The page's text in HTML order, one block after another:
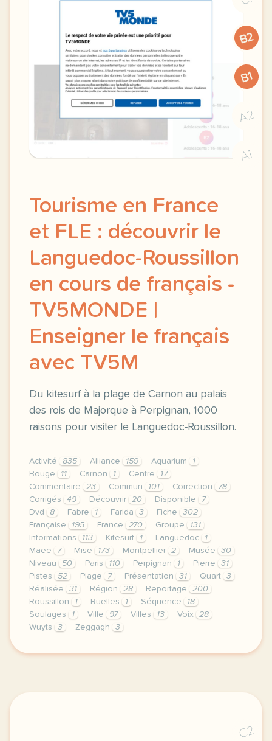
B2
B1
A2
A1
Tourisme en France
et FLE : découvrir le
Languedoc-Roussillon
en cours de français -
TV5MONDE |
Enseigner le français
avec TV5M
Du kitesurf à la plage de Carnon au palais
des rois de Majorque à Perpignan, 1000
raisons pour visiter le Languedoc-Roussillon.
Activité 835 Alliance 159 Aquarium
1
Bouge
11 Carnon 1 Centre
17
Commentaire
23 Commun 101 Correction
78
Corrigés
49 Découvrir 20 Disponible
7
Dvd
8 Fabre 1 Farida 3 Fiche
302
Française
195 France 270 Groupe
131
Informations
113 Kitesurf 1 Languedoc
1
Maee
7 Mise 173 Montpellier 2 Musée
30
Niveau
50 Paris 110 Perpignan 1 Pierre
31
Pistes
52 Plage 7 Présentation 31 Quart
3
Réalisée
31 Région 28 Reportage
200
Roussillon
1 Ruelles 1 Séquence
18
Soulages
1 Ville 97 Villes 13 Voix
28
Wuyts
3 Zeggagh 3
le respect de votre vie privee est une priorite
C2